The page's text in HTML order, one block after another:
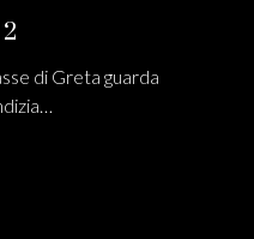
di Greta guarda